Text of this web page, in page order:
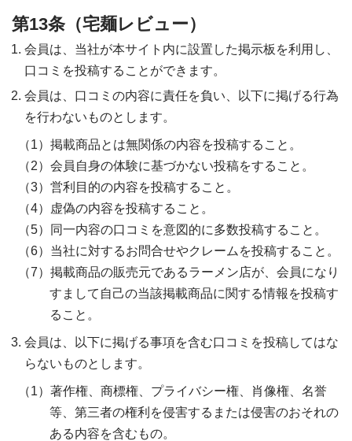
第13条（宅麺レビュー）
会員は、当社が本サイト内に設置した掲示板を利用し、
口コミを投稿することができます。
会員は、口コミの内容に責任を負い、以下に掲げる行為
を行わないものとします。
掲載商品とは無関係の内容を投稿すること。
会員自身の体験に基づかない投稿をすること。
営利目的の内容を投稿すること。
虚偽の内容を投稿すること。
同一内容の口コミを意図的に多数投稿すること。
当社に対するお問合せやクレームを投稿すること。
掲載商品の販売元であるラーメン店が、会員になり
すまして自己の当該掲載商品に関する情報を投稿す
ること。
会員は、以下に掲げる事項を含む口コミを投稿してはな
らないものとします。
著作権、商標権、プライバシー権、肖像権、名誉
等、第三者の権利を侵害するまたは侵害のおそれの
ある内容を含むもの。